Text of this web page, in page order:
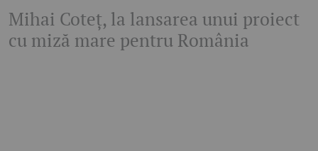
Mihai Coteț, la lansarea unui proiect
cu miză mare pentru România